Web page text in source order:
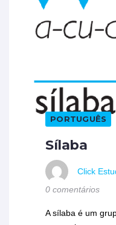
PORTUGUÊS
Sílaba
Click
0 comentários
A sílaba é um